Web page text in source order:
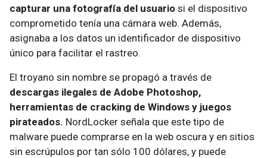
capturar una fotografía del usuario si el dispositivo
comprometido tenía una cámara web. Además,
asignaba a los datos un identificador de dispositivo
único para facilitar el rastreo.
El troyano sin nombre se propagó a través de
descargas ilegales de Adobe Photoshop,
herramientas de cracking de Windows y juegos
pirateados. NordLocker señala que este tipo de
malware puede comprarse en la web oscura y en sitios
sin escrúpulos por tan sólo 100 dólares, y puede